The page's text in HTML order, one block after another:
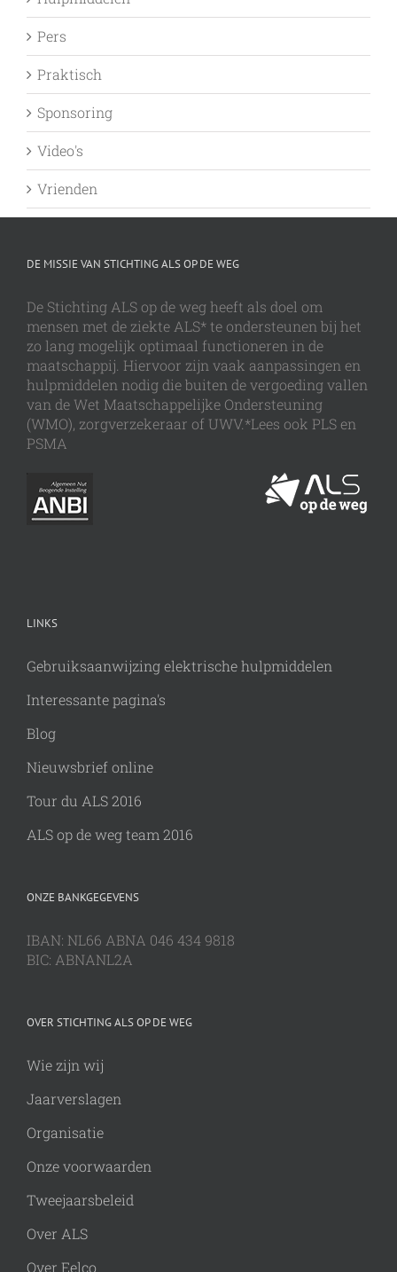
Pers
Praktisch
Sponsoring
Video's
Vrienden
DE MISSIE VAN STICHTING ALS OP DE WEG
De Stichting ALS op de weg heeft als doel om
mensen met de ziekte ALS* te ondersteunen bij het
zo lang mogelijk optimaal functioneren in de
maatschappij. Hiervoor zijn vaak aanpassingen en
hulpmiddelen nodig die buiten de vergoeding vallen
van de Wet Maatschappelijke Ondersteuning
(WMO), zorgverzekeraar of UWV.*Lees ook PLS en
PSMA
LINKS
Gebruiksaanwijzing elektrische hulpmiddelen
Interessante pagina's
Blog
Nieuwsbrief online
Tour du ALS 2016
ALS op de weg team 2016
ONZE BANKGEGEVENS
IBAN: NL66 ABNA 046 434 9818
BIC: ABNANL2A
OVER STICHTING ALS OP DE WEG
Wie zijn wij
Jaarverslagen
Organisatie
Onze voorwaarden
Tweejaarsbeleid
Over ALS
Over Eelco